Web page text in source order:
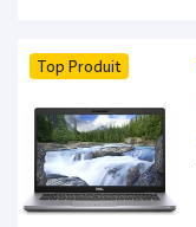
Top Produit